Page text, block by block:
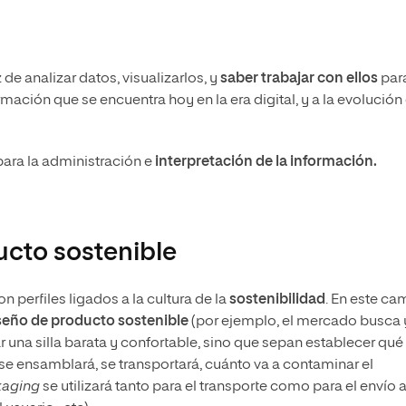
analizar datos, visualizarlos, y saber trabajar con ellos
que se encuentra hoy en la era digital, y a la evolución
la administración e interpretación de la información.
sostenible
perfiles ligados a la cultura de lasostenibilidad. En este
de producto sostenible(por ejemplo, el mercado busca
silla barata y confortable, sino que sepan establecer qué
ensamblará, se transportará, cuánto va a contaminar el
se utilizará tanto para el transporte como para el envío